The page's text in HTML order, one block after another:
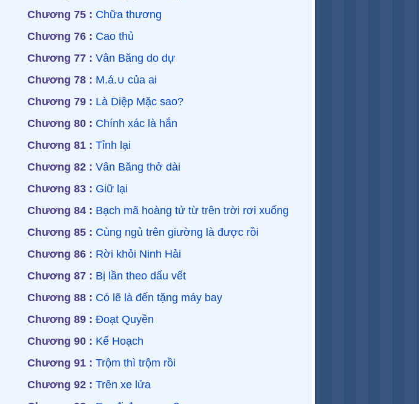
Chương 75 : Chữa thương
Chương 76 : Cao thủ
Chương 77 : Vân Băng do dự
Chương 78 : M.á.∪ của ai
Chương 79 : Là Diệp Mặc sao?
Chương 80 : Chính xác là hắn
Chương 81 : Tỉnh lại
Chương 82 : Vân Băng thở dài
Chương 83 : Giữ lại
Chương 84 : Bạch mã hoàng tử từ trên trời rơi xuống
Chương 85 : Cùng ngủ trên giường là được rồi
Chương 86 : Rời khỏi Ninh Hải
Chương 87 : Bị lần theo dấu vết
Chương 88 : Có lẽ là đến tặng máy bay
Chương 89 : Đoạt Quyền
Chương 90 : Kế Hoạch
Chương 91 : Trộm thì trộm rồi
Chương 92 : Trên xe lửa